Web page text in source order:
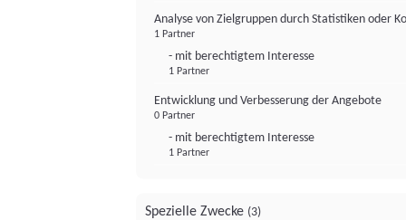
Analyse von Zielgruppen durch Statistiken oder
1 Partner
- mit berechtigtem Interesse
1 Partner
Entwicklung und Verbesserung der Angebote
0 Partner
- mit berechtigtem Interesse
1 Partner
Spezielle Zwecke (3)